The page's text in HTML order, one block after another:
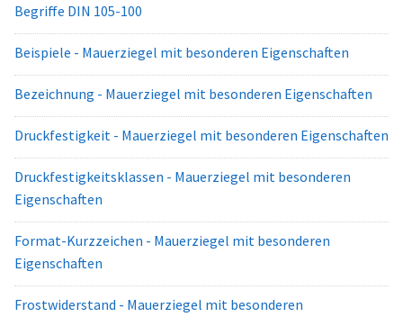
Begriffe DIN 105-100
Beispiele - Mauerziegel mit besonderen Eigenschaften
Bezeichnung - Mauerziegel mit besonderen Eigenschaften
Druckfestigkeit - Mauerziegel mit besonderen Eigenschaften
Druckfestigkeitsklassen - Mauerziegel mit besonderen
Eigenschaften
Format-Kurzzeichen - Mauerziegel mit besonderen
Eigenschaften
Frostwiderstand - Mauerziegel mit besonderen